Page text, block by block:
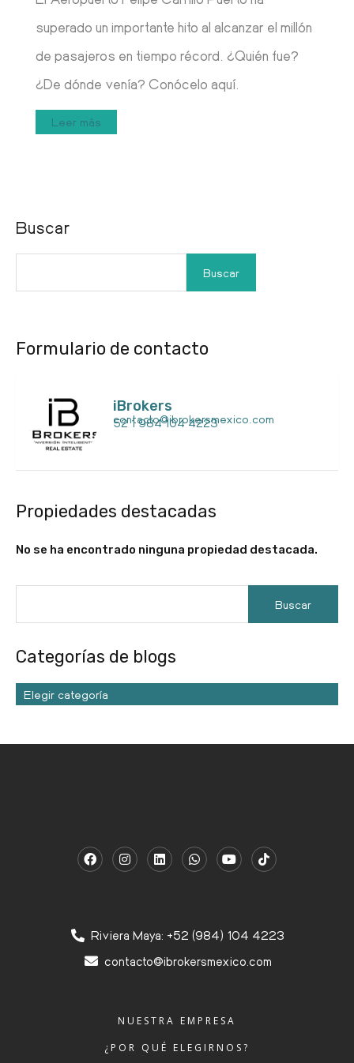
superado un importante hito al alcanzar el millón
de pasajeros en tiempo récord. ¿Quién fue?
¿De dónde venía? Conócelo aquí.
Leer más
Buscar
Buscar
Formulario de contacto
iBrokers
contacto@ibrokersmexico.com
52 1 984 104 4223
Propiedades destacadas
No se ha encontrado ninguna propiedad destacada.
Categorías de blogs
Elegir categoría
Riviera Maya: +52 (984) 104 4223
contacto@ibrokersmexico.com
NUESTRA EMPRESA
¿POR QUÉ ELEGIRNOS?